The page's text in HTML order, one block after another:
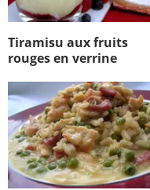
Tiramisu aux fruits
rouges en verrine